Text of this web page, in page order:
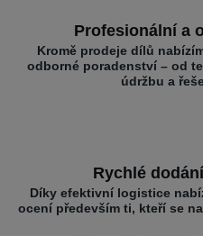
Profesionální a
Kromě prodeje dílů
odborné poradenství – od
údržbu a
Rychlé
Díky efektivní logistice
ocení především ti, kteří se